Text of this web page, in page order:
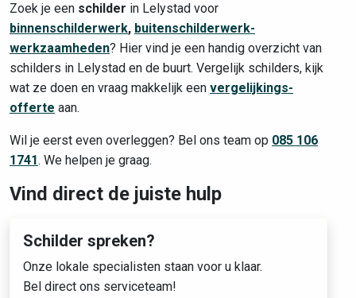
Zoek je een schilder in Lelystad voor
binnenschilderwerk, buitenschilderwerk-
werkzaamheden? Hier vind je een handig overzicht van
schilders in Lelystad en de buurt. Vergelijk schilders, kijk
wat ze doen en vraag makkelijk een vergelijkings-
offerte aan.
Wil je eerst even overleggen? Bel ons team op 085 106
1741. We helpen je graag.
Vind direct de juiste hulp
Schilder spreken?
Onze lokale specialisten staan voor u klaar.
Bel direct ons serviceteam!